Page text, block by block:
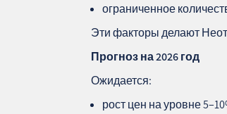
ограниченное
Эти факторы делают
Прогноз на 2026 год
Ожидается:
рост цен на уровне